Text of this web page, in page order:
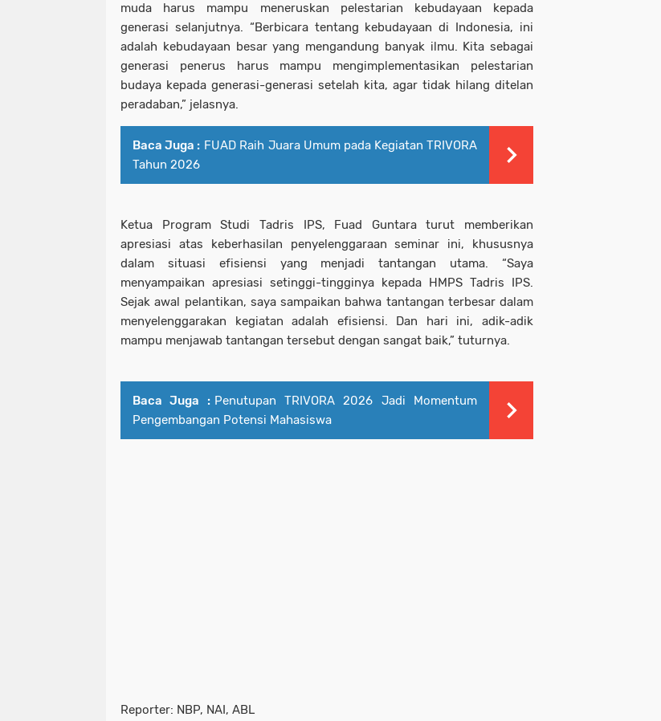
muda harus mampu meneruskan pelestarian kebudayaan kepada
generasi selanjutnya. “Berbicara tentang kebudayaan di Indonesia, ini
adalah kebudayaan besar yang mengandung banyak ilmu. Kita sebagai
generasi penerus harus mampu mengimplementasikan pelestarian
budaya kepada generasi-generasi setelah kita, agar tidak hilang ditelan
peradaban,” jelasnya.
Baca Juga : FUAD Raih Juara Umum pada Kegiatan TRIVORA
Tahun 2026
Ketua Program Studi Tadris IPS, Fuad Guntara turut memberikan
apresiasi atas keberhasilan penyelenggaraan seminar ini, khususnya
dalam situasi efisiensi yang menjadi tantangan utama. “Saya
menyampaikan apresiasi setinggi-tingginya kepada HMPS Tadris IPS.
Sejak awal pelantikan, saya sampaikan bahwa tantangan terbesar dalam
menyelenggarakan kegiatan adalah efisiensi. Dan hari ini, adik-adik
mampu menjawab tantangan tersebut dengan sangat baik,” tuturnya.
Baca Juga : Penutupan TRIVORA 2026 Jadi Momentum
Pengembangan Potensi Mahasiswa
Reporter: NBP, NAI, ABL